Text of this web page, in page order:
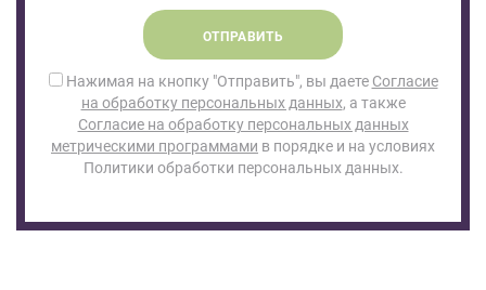
ОТПРАВИТЬ
Нажимая на кнопку "Отправить", вы даете Согласие
на обработку персональных данных, а также
Согласие на обработку персональных данных
метрическими программами в порядке и на условиях
Политики обработки персональных данных.